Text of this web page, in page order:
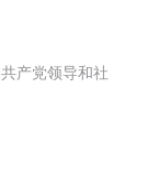
产党领导和社